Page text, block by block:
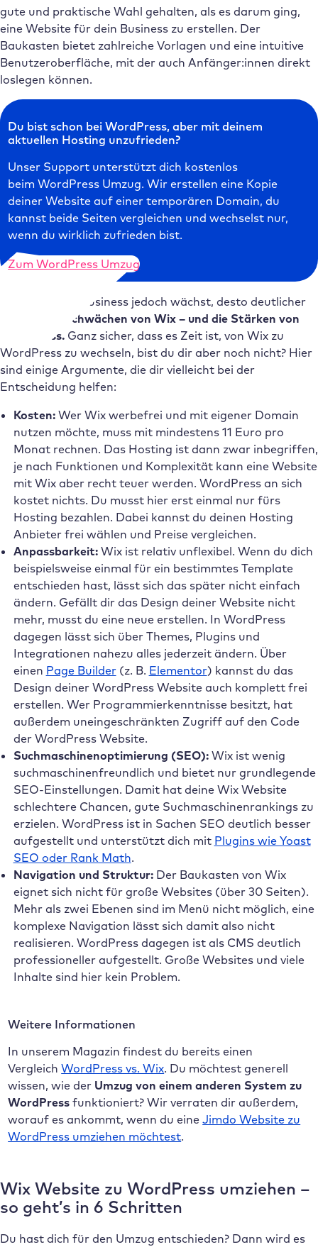
gute und praktische Wahl gehalten, als es darum ging,
eine Website für dein Business zu erstellen. Der
Baukasten bietet zahlreiche Vorlagen und eine intuitive
Benutzeroberfläche, mit der auch Anfänger:innen direkt
loslegen können.
Du bist schon bei WordPress, aber mit deinem
aktuellen Hosting unzufrieden?
Unser Support unterstützt dich kostenlos
beim WordPress Umzug. Wir erstellen eine Kopie
deiner Website auf einer temporären Domain, du
kannst beide Seiten vergleichen und wechselst nur,
wenn du wirklich zufrieden bist.
Zum WordPress Umzug
Je weiter dein Business jedoch wächst, desto deutlicher
Schwächen von Wix – und die Stärken von
WordPress. Ganz sicher, dass es Zeit ist, von Wix zu
WordPress zu wechseln, bist du dir aber noch nicht? Hier
sind einige Argumente, die dir vielleicht bei der
Entscheidung helfen:
Kosten: Wer Wix werbefrei und mit eigener Domain
nutzen möchte, muss mit mindestens 11 Euro pro
Monat rechnen. Das Hosting ist dann zwar inbegriffen,
je nach Funktionen und Komplexität kann eine Website
mit Wix aber recht teuer werden. WordPress an sich
kostet nichts. Du musst hier erst einmal nur fürs
Hosting bezahlen. Dabei kannst du deinen Hosting
Anbieter frei wählen und Preise vergleichen.
Anpassbarkeit: Wix ist relativ unflexibel. Wenn du dich
beispielsweise einmal für ein bestimmtes Template
entschieden hast, lässt sich das später nicht einfach
ändern. Gefällt dir das Design deiner Website nicht
mehr, musst du eine neue erstellen. In WordPress
dagegen lässt sich über Themes, Plugins und
Integrationen nahezu alles jederzeit ändern. Über
einen Page Builder(z. B. Elementor) kannst du das
Design deiner WordPress Website auch komplett frei
erstellen. Wer Programmierkenntnisse besitzt, hat
außerdem uneingeschränkten Zugriff auf den Code
der WordPress Website.
Suchmaschinenoptimierung (SEO): Wix ist wenig
suchmaschinenfreundlich und bietet nur grundlegende
SEO-Einstellungen. Damit hat deine Wix Website
schlechtere Chancen, gute Suchmaschinenrankings zu
erzielen. WordPress ist in Sachen SEO deutlich besser
aufgestellt und unterstützt dich mit Plugins wie Yoast
SEO oder Rank Math.
Navigation und Struktur: Der Baukasten von Wix
eignet sich nicht für große Websites (über 30 Seiten).
Mehr als zwei Ebenen sind im Menü nicht möglich, eine
komplexe Navigation lässt sich damit also nicht
realisieren. WordPress dagegen ist als CMS deutlich
professioneller aufgestellt. Große Websites und viele
Inhalte sind hier kein Problem.
Weitere Informationen
In unserem Magazin findest du bereits einen
VergleichWordPress vs. Wix. Du möchtest generell
wissen, wie der Umzug von einem anderen System zu
WordPress funktioniert? Wir verraten dir außerdem,
worauf es ankommt, wenn du eineJimdo Website zu
WordPress umziehen möchtest.
Wix Website zu WordPress umziehen –
so geht’s in 6 Schritten
Du hast dich für den Umzug entschieden? Dann wird es